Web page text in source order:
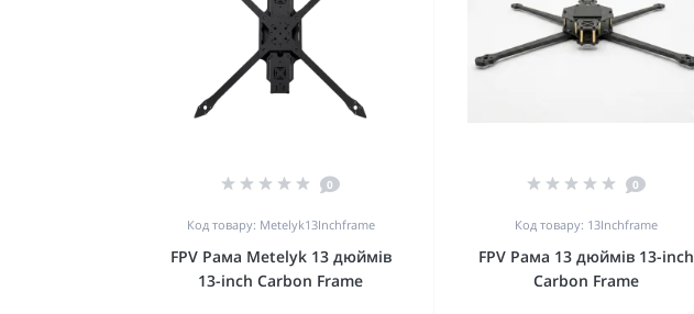
0
Код товару: Metelyk13Inchframe
FPV Рама Metelyk 13 дюймів
13-inch Carbon Frame
0
Код товару: 13Inchframe
FPV Рама 13 дюймів 13-inch
Carbon Frame